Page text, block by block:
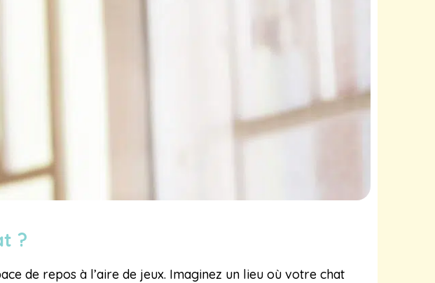
?
de repos à l’aire de jeux. Imaginez un lieu où votre chat